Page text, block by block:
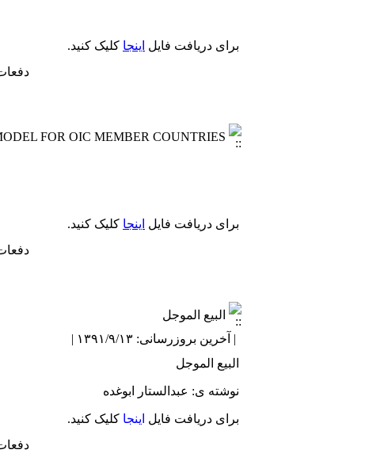
برای دریافت فایل اینجا کلیک کنید.
دفعات مشاهده: ۳۵۶۷ بار |
FOR OIC MEMBER COUNTRIES
برای دریافت فایل اینجا کلیک کنید.
دفعات مشاهده: ۳۴۷۹ بار |
البیع الموجل
| آخرین بروزرسانی: ۱۳۹۱/۹/۱۳ |
البیع الموجل
نوشته ی: عبدالستار ابوغده
برای دریافت فایل اینجا کلیک کنید.
دفعات مشاهده: ۵۱۲۳ بار |